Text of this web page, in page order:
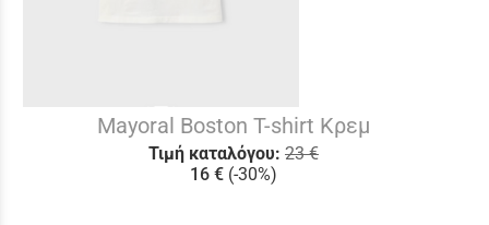
Mayoral Boston T-shirt Κρεμ
Τιμή καταλόγου: 23 €
16 € (-30%)